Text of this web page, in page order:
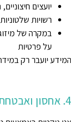
יועצים
רשויות
במקרה של
על פרטיות
המידע יועבר רק
4. אחסון ואבטחת מידע